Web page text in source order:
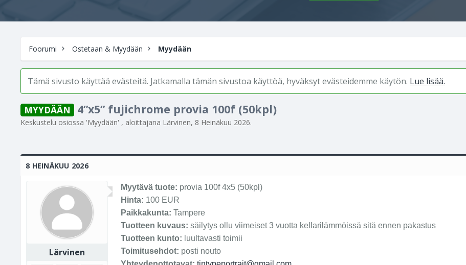
Foorumi Ostetaan & Myydään Myydään
Tämä sivusto käyttää evästeitä. Jatkamalla tämän sivustoa käyttöä, hyväksyt evästeidemme käytön. Lue lisää.
MYYDÄÄN 4”x5” fujichrome provia 100f (50kpl)
Keskustelu osiossa 'Myydään' , aloittajana Lärvinen, 8 Heinäkuu 2026.
8 HEINÄKUU 2026
Lärvinen
Myytävä tuote: provia 100f 4x5 (50kpl)
Hinta: 100 EUR
Paikkakunta: Tampere
Tuotteen kuvaus: säilytys ollu viimeiset 3 vuotta kellarilämmöissä sitä ennen pakastus
Tuotteen kunto: luultavasti toimii
Toimitusehdot: posti nouto